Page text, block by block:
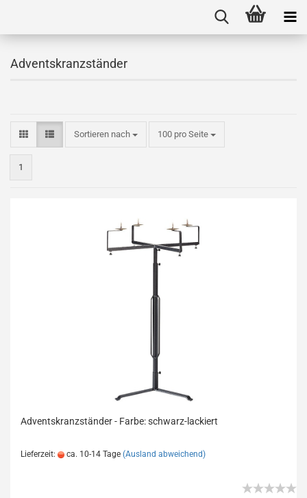
Adventskranzständer
Sortieren nach 100 pro Seite
1
Adventskranzständer - Farbe: schwarz-lackiert
Lieferzeit: ca. 10-14 Tage (Ausland abweichend)